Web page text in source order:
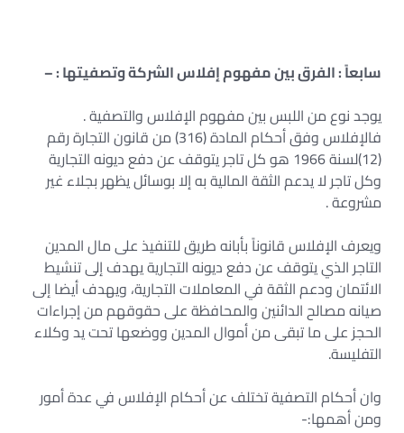
سابعاً : الفرق بين مفهوم إفلاس الشركة وتصفيتها : –
يوجد نوع من اللبس بين مفهوم الإفلاس والتصفية .
فالإفلاس وفق أحكام المادة (316) من قانون التجارة رقم
(12)لسنة 1966 هو كل تاجر يتوقف عن دفع ديونه التجارية
وكل تاجر لا يدعم الثقة المالية به إلا بوسائل يظهر بجلاء غير
مشروعة .
ويعرف الإفلاس قانوناً بأبانه طريق للتنفيذ على مال المدين
التاجر الذي يتوقف عن دفع ديونه التجارية يهدف إلى تنشيط
الائتمان ودعم الثقة في المعاملات التجارية، ويهدف أيضا إلى
صيانه مصالح الدائنين والمحافظة على حقوقهم من إجراءات
الحجز على ما تبقى من أموال المدين ووضعها تحت يد وكلاء
التفليسة.
وان أحكام التصفية تختلف عن أحكام الإفلاس في عدة أمور
ومن أهمها:-